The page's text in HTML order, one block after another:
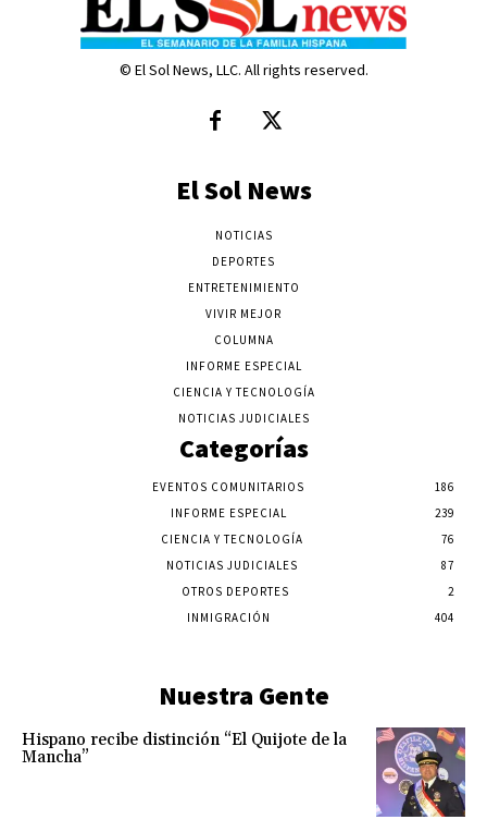
© El Sol News, LLC. All rights reserved.
El Sol News
NOTICIAS
DEPORTES
ENTRETENIMIENTO
VIVIR MEJOR
COLUMNA
INFORME ESPECIAL
CIENCIA Y TECNOLOGÍA
NOTICIAS JUDICIALES
Categorías
EVENTOS COMUNITARIOS
186
INFORME ESPECIAL
239
CIENCIA Y TECNOLOGÍA
76
NOTICIAS JUDICIALES
87
OTROS DEPORTES
2
INMIGRACIÓN
404
Nuestra Gente
Hispano recibe distinción “El Quijote de la
Mancha”